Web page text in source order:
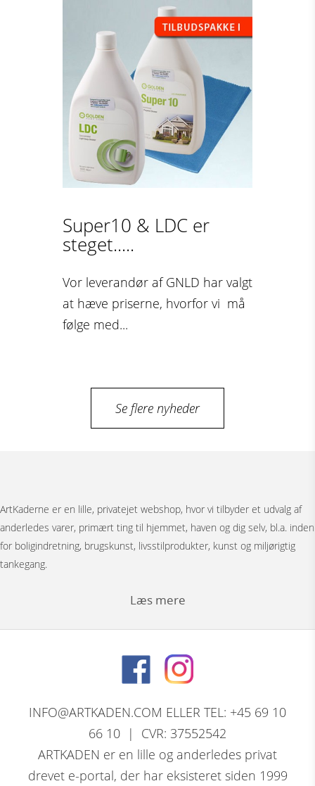
Super10 & LDC er
steget.....
Vor leverandør af GNLD har valgt
at hæve priserne, hvorfor vi må
følge med...
Se flere nyheder
ArtKaderne er en lille, privatejet webshop, hvor vi tilbyder et udvalg af
anderledes varer, primært ting til hjemmet, haven og dig selv, bl.a. inden
for boligindretning, brugskunst, livsstilprodukter, kunst og miljørigtig
tankegang.
Læs mere
Bag menuen ”Figurer” gemmer der sig et stort udvalg af
modeller. Vi har bronzefigurer, dyrefigurer, figurer i resin, Thai figurer,
Tranepar i bronze og retro træfigurer.
David Marshall, den skotsk / spanske skulptørs komplette program af
INFO@ARTKADEN.COM ELLER TEL: +45 69 10
66 10 | CVR: 37552542
ARTKADEN er en lille og anderledes privat
drevet e-portal, der har eksisteret siden 1999